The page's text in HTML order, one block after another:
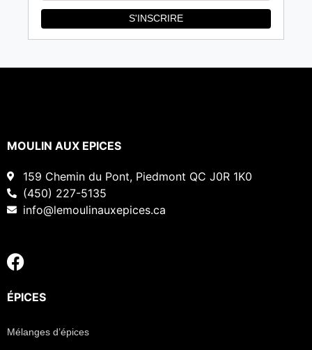
MOULIN AUX EPICES
159 Chemin du Pont, Piedmont QC J0R 1K0
(450) 227-5135
info@lemoulinauxepices.ca
ÉPICES
Mélanges d’épices